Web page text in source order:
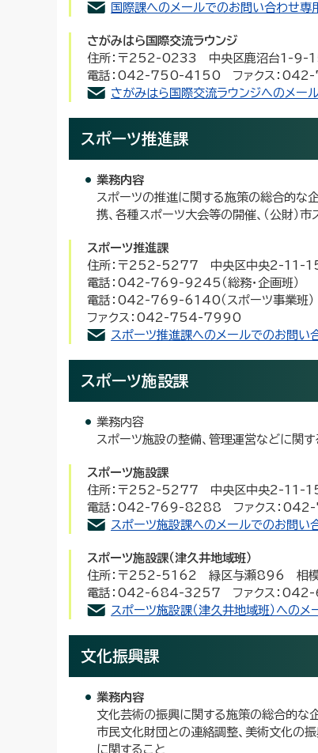
国際課へのメールでのお問い合わせ専
さがみはら国際交流ラウンジ
住所：〒252-0233 中央区鹿沼台1-9-
電話：042-750-4150 ファクス：
さがみはら国際交流ラウンジへのメー
スポーツ推進課
業務内容
スポーツの推進に関する施策の総合的な
携、各種スポーツ大会等の開催、（公財）
スポーツ推進課
住所：〒252-5277 中央区中央2-11-
電話：042-769-9245（総務・企画班）
電話：042-769-6140（スポーツ事業班）
ファクス：042-754-7990
スポーツ推進課へのメールでのお問い
スポーツ施設課
業務内容
スポーツ施設の整備、管理運営などに関す
スポーツ施設課
住所：〒252-5277 中央区中央2-11-
電話：042-769-8288 ファクス：
スポーツ施設課へのメールでのお問い
スポーツ施設課（津久井地域班）
住所：〒252-5162 緑区与瀬896 相模
電話：042-684-3257 ファクス：
スポーツ施設課（津久井地域班）への
文化振興課
業務内容
文化芸術の振興に関する施策の総合的な
市民文化財団との連絡調整、美術文化の
に関すること